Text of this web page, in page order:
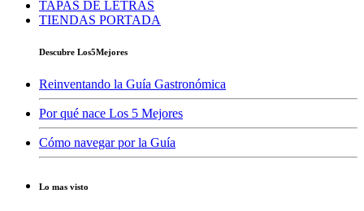
TAPAS DE LETRAS
TIENDAS PORTADA
Descubre Los5Mejores
Reinventando la Guía Gastronómica
Por qué nace Los 5 Mejores
Cómo navegar por la Guía
Lo mas visto